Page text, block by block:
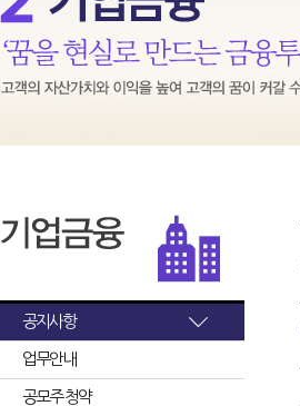
공지사항
업무안내
공모주 청약